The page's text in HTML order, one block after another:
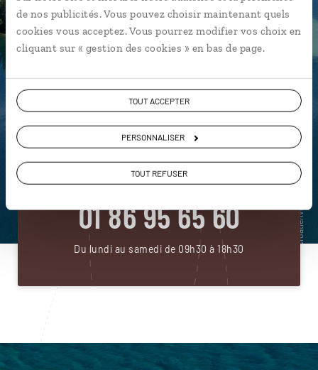
de nos publicités. Vous pouvez choisir maintenant quels
cookies vous acceptez. Vous pourrez modifier vos choix en
cliquant sur « gestion des cookies » en bas de page.
TOUT ACCEPTER
PERSONNALISER
TOUT REFUSER
téléphone.
Vous gardez le même interlocuteur avant,
pendant et après votre voyage.
DEMANDER UN DEVIS
ou
Construisez votre voyage avec un spécialiste Croatie
01 86 95 65 60
Du lundi au samedi de 09h30 à 18h30